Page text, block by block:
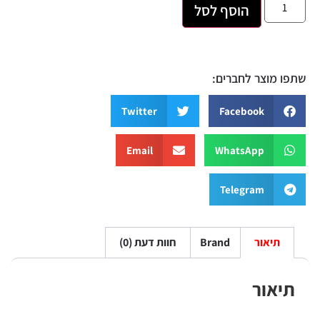
הוסף לסל
מוצר לחברים:
Facebook
Twitter
WhatsApp
Email
Telegram
Brand חוות דעת (0)